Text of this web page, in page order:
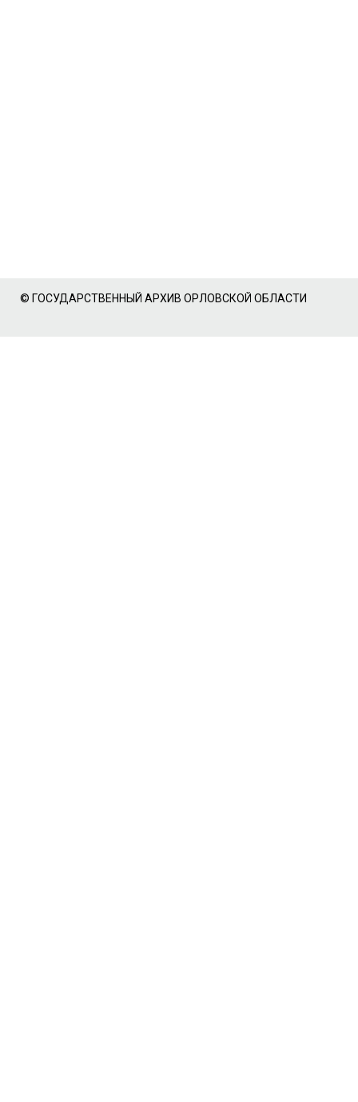
© ГОСУДАРСТВЕННЫЙ АРХИВ ОРЛОВСКОЙ ОБЛАСТИ